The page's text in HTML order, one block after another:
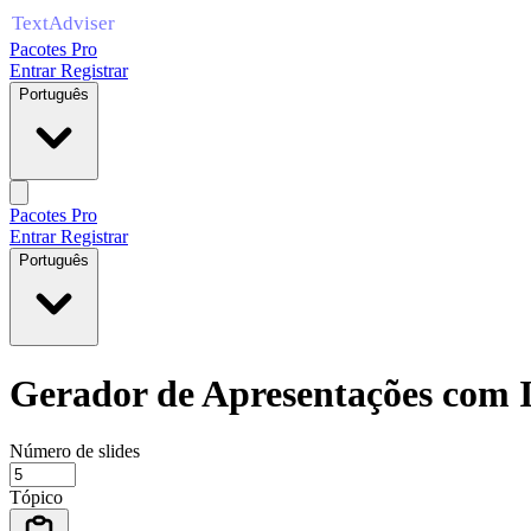
Pacotes Pro
EntrarRegistrar
Português
Pacotes Pro
EntrarRegistrar
Português
Gerador de Apresentações com
Número de slides
Tópico